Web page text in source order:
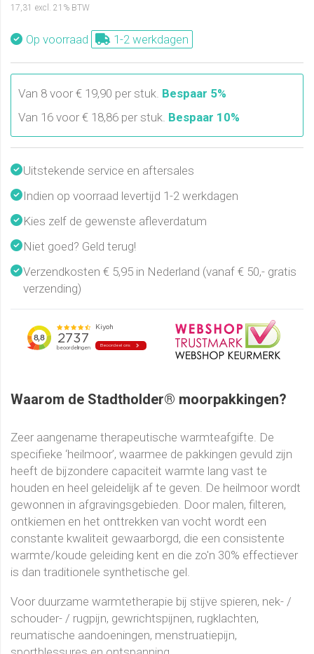
17,31 excl. 21% BTW
Op voorraad 1-2 werkdagen
Van 8 voor € 19,90 per stuk. Bespaar 5%
Van 16 voor € 18,86 per stuk. Bespaar 10%
Uitstekende service en aftersales
Indien op voorraad levertijd 1-2 werkdagen
Kies zelf de gewenste afleverdatum
Niet goed? Geld terug!
Verzendkosten € 5,95 in Nederland (vanaf € 50,- gratis
verzending)
Waarom de Stadtholder® moorpakkingen?
Zeer aangename therapeutische warmteafgifte. De
specifieke ‘heilmoor’, waarmee de pakkingen gevuld zijn
heeft de bijzondere capaciteit warmte lang vast te
houden en heel geleidelijk af te geven. De heilmoor wordt
gewonnen in afgravingsgebieden. Door malen, filteren,
ontkiemen en het onttrekken van vocht wordt een
constante kwaliteit gewaarborgd, die een consistente
warmte/koude geleiding kent en die zo'n 30% effectiever
is dan traditionele synthetische gel.
Voor duurzame warmtetherapie bij stijve spieren, nek- /
schouder- / rugpijn, gewrichtspijnen, rugklachten,
reumatische aandoeningen, menstruatiepijn,